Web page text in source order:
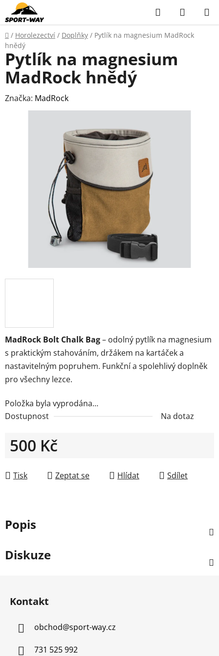
Přejít
na
obsah
Hledat
KOŠÍK
Domů
/ Horolezectví / Doplňky / Pytlík na magnesium MadRock
hnědý
MadRock Bolt Chalk Bag– odolný pytlík na magnesium
s praktickým stahováním, držákem na kartáček a
nastavitelným popruhem. Funkční a spolehlivý doplněk
pro všechny lezce.
Položka byla vyprodána…
Dostupnost
Na dotaz
500 Kč
Tisk
Zeptat se Hlídat Sdílet
Pytlík na magnesium
MadRock hnědý
Značka: MadRock
Popis
Diskuze
Kontakt
obchod@sport-way.cz
731 525 992